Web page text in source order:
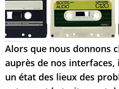
Alors que nous donnons
auprès de nos
un état des lieux des